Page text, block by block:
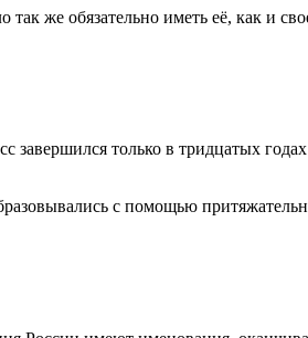
же обязательно иметь её, как и
только в тридцатых
с помощью